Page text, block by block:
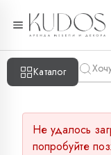
Каталог
Не удалось
попробуйте